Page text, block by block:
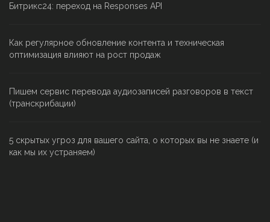
Битрикс24: переход на Responses API
Как регулярное обновление контента и техническая
оптимизация влияют на рост продаж
Пишем сервис перевода аудиозаписей разговоров в текст
(транскрибации)
5 скрытых угроз для вашего сайта, о которых вы не знаете (и
как мы их устраняем)